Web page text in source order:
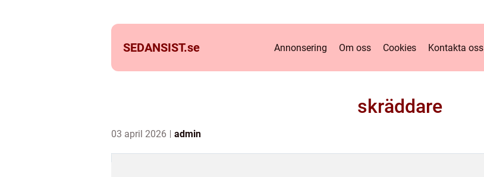
SEDANSIST.se Annonsering Om oss Cookies Kontakta oss
skräddare
03 april 2026 admin